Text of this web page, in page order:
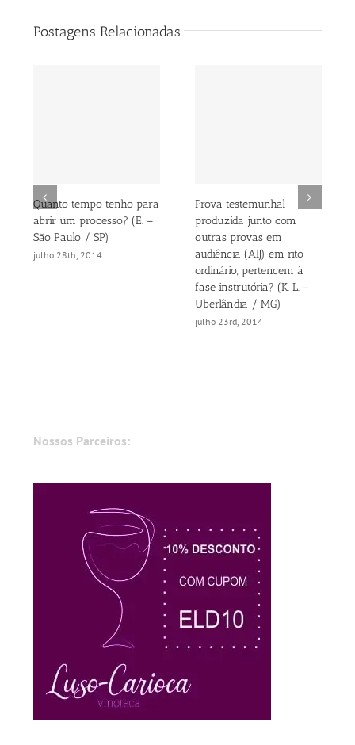
Postagens Relacionadas
Quanto tempo tenho para
abrir um processo? (E. –
São Paulo / SP)
julho 28th, 2014
Prova testemunhal
produzida junto com
outras provas em
audiência (AIJ) em rito
ordinário, pertencem à
fase instrutória? (K. L. –
Uberlândia / MG)
julho 23rd, 2014
Nossos Parceiros: